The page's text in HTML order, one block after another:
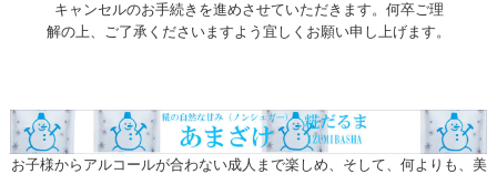
キャンセルのお手続きを進めさせていただきます。何卒ご理
解の上、ご了承くださいますよう宜しくお願い申し上げます。
お子様からアルコールが合わない成人まで楽しめ、そして、何よりも、美